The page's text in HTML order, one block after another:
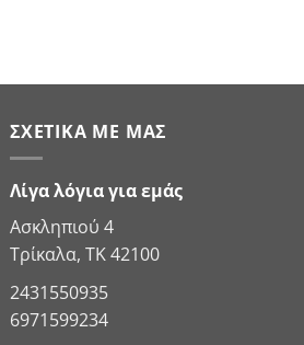
ΣΧΕΤΙΚΆ ΜΕ ΜΑΣ
Λίγα λόγια για εμάς
Ασκληπιού 4
Τρίκαλα, ΤΚ 42100
2431550935
6971599234